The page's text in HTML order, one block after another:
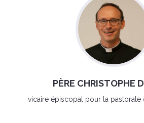
PÈRE CHRISTOPHE
vicaire épiscopal pour la pastorale